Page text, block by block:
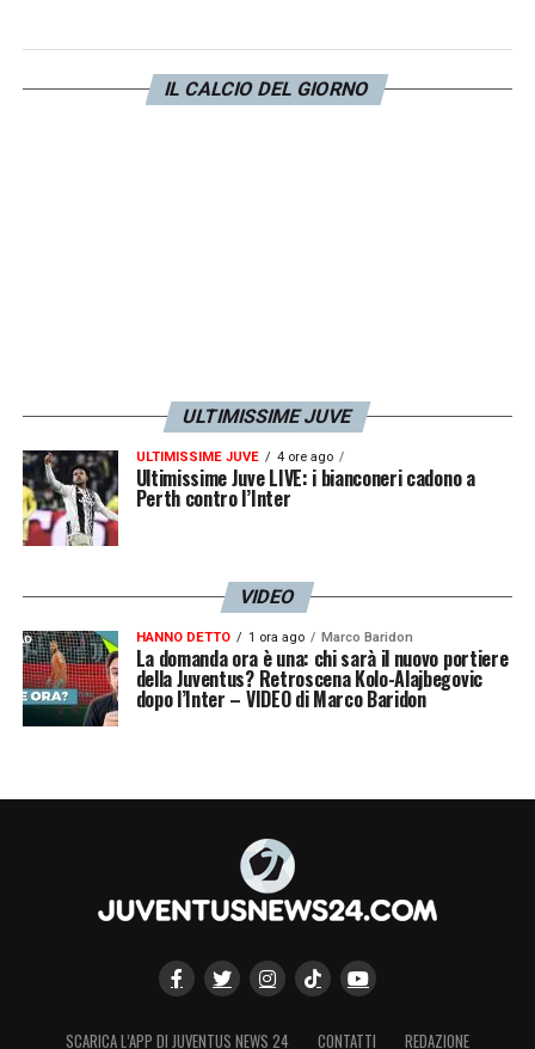
olandese.
IL CALCIO DEL GIORNO
ULTIMISSIME JUVE
ULTIMISSIME JUVE 4 ore ago
Ultimissime Juve LIVE: i bianconeri cadono a
Perth contro l’Inter
VIDEO
HANNO DETTO 1 ora ago Marco Baridon
La domanda ora è una: chi sarà il nuovo portiere
della Juventus? Retroscena Kolo-Alajbegovic
dopo l’Inter – VIDEO di Marco Baridon
SCARICA L’APP DI JUVENTUS NEWS 24 CONTATTI REDAZIONE